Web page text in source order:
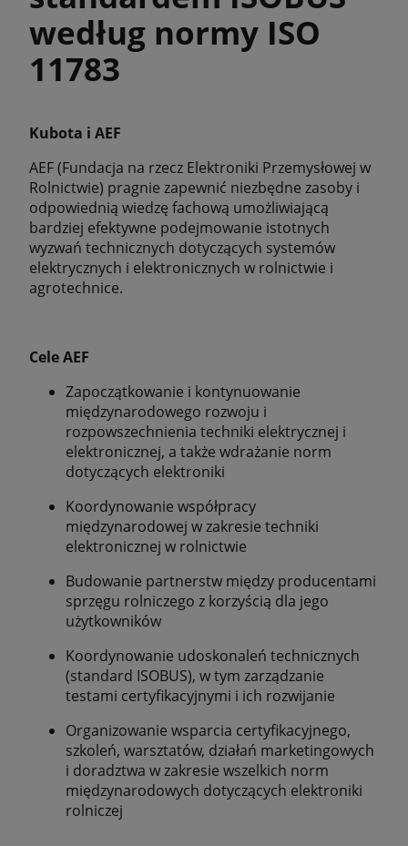
według normy ISO
11783
Kubota i AEF
AEF (Fundacja na rzecz Elektroniki Przemysłowej w
Rolnictwie) pragnie zapewnić niezbędne zasoby i
odpowiednią wiedzę fachową umożliwiającą
bardziej efektywne podejmowanie istotnych
wyzwań technicznych dotyczących systemów
elektrycznych i elektronicznych w rolnictwie i
agrotechnice.
Cele AEF
Zapoczątkowanie i kontynuowanie
międzynarodowego rozwoju i
rozpowszechnienia techniki elektrycznej i
elektronicznej, a także wdrażanie norm
dotyczących elektroniki
Koordynowanie współpracy
międzynarodowej w zakresie techniki
elektronicznej w rolnictwie
Budowanie partnerstw między producentami
sprzęgu rolniczego z korzyścią dla jego
użytkowników
Koordynowanie udoskonaleń technicznych
(standard ISOBUS), w tym zarządzanie
testami certyfikacyjnymi i ich rozwijanie
Organizowanie wsparcia certyfikacyjnego,
szkoleń, warsztatów, działań marketingowych
i doradztwa w zakresie wszelkich norm
międzynarodowych dotyczących elektroniki
rolniczej